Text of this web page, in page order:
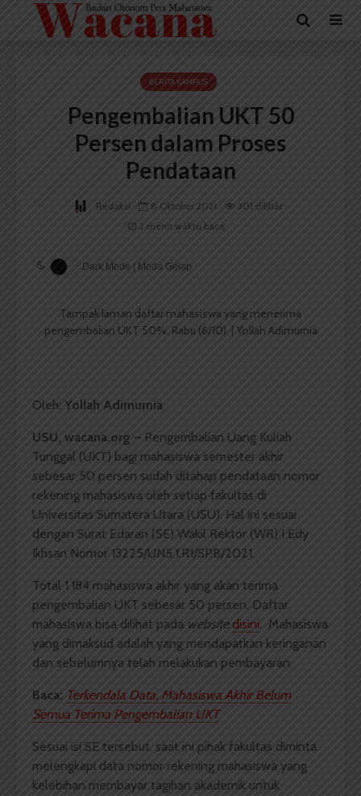
BERITA KAMPUS
Pengembalian UKT 50
Persen dalam Proses
Pendataan
Redaksi 8 Oktober 2021
301 dilihat
2 menit waktu baca
Dark Mode | Moda Gelap
Tampak laman daftar mahasiswa yang menerima
pengembalian UKT 50%, Rabu (6/10). | Yollah Adimurnia
Oleh: Yollah Adimurnia
USU, wacana.org – Pengembalian Uang Kuliah
Tunggal (UKT) bagi mahasiswa semester akhir
sebesar 50 persen sudah ditahap pendataan nomor
rekening mahasiswa oleh setiap fakultas di
Universitas Sumatera Utara (USU). Hal ini sesuai
dengan Surat Edaran (SE) Wakil Rektor (WR) I Edy
Ikhsan Nomor 13225/UN5.1.R1/SPB/2021.
Total 1.184 mahasiswa akhir yang akan terima
pengembalian UKT sebesar 50 persen. Daftar
mahasiswa bisa dilihat pada website disini. Mahasiswa
yang dimaksud adalah yang mendapatkan keringanan
dan sebelumnya telah melakukan pembayaran.
Baca: Terkendala Data, Mahasiswa Akhir Belum
Semua Terima Pengembalian UKT
Sesuai isi SE tersebut, saat ini pihak fakultas diminta
melengkapi data nomor rekening mahasiswa yang
kelebihan membayar tagihan akademik untuk